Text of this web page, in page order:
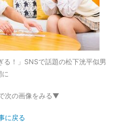
る！」SNSで話題の松下洸平似男
次の画像をみる▼
に戻る